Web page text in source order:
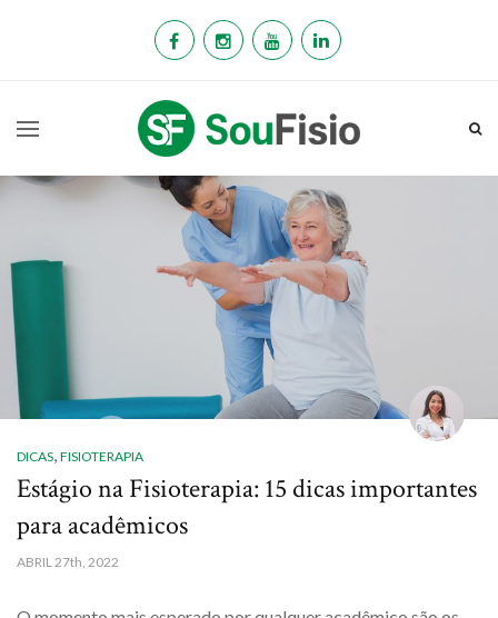
DICAS, FISIOTERAPIA
Estágio na Fisioterapia: 15 dicas importantes
para acadêmicos
ABRIL 27th, 2022